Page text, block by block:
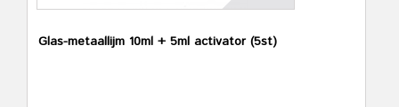
Glas-metaallijm 10ml + 5ml activator (5st)